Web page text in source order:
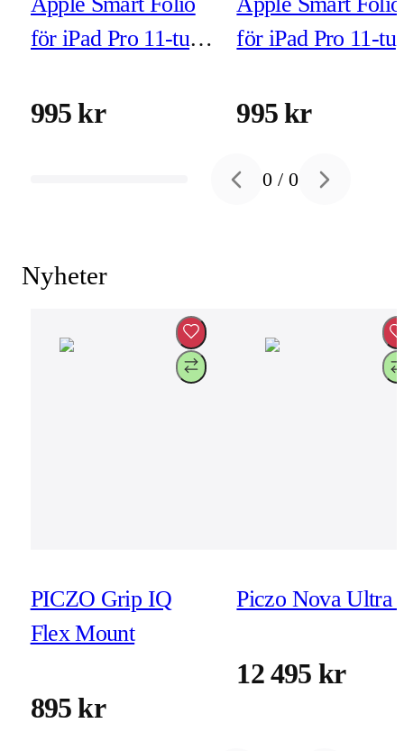
för iPad Pro 11-tum
995 kr
för iPad Pro 11-
995 kr
Previous slide
0 /0 Next slide
Nyheter
PICZO Grip IQ
Flex Mount
895 kr
Piczo Nova Ultra
12 495 kr